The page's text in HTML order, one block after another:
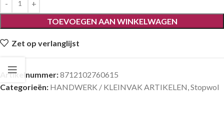
TOEVOEGEN AAN WINKELWAGEN
Zet op verlanglijst
Artikelnummer:8712102760615
Categorieën: HANDWERK / KLEINVAK ARTIKELEN,Stopwol